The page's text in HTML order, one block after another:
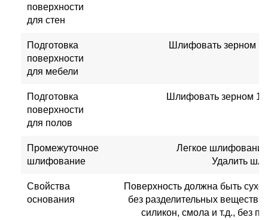
поверхности
для стен
Подготовка
поверхности
для мебели
Шлифовать зерном
Подготовка
поверхности
для полов
Шлифовать зерном
Промежуточное
шлифование
Легкое
Удалить
Свойства
основания
Поверхность должна быть
без разделительных веществ,
силикон, смола и т.д., без